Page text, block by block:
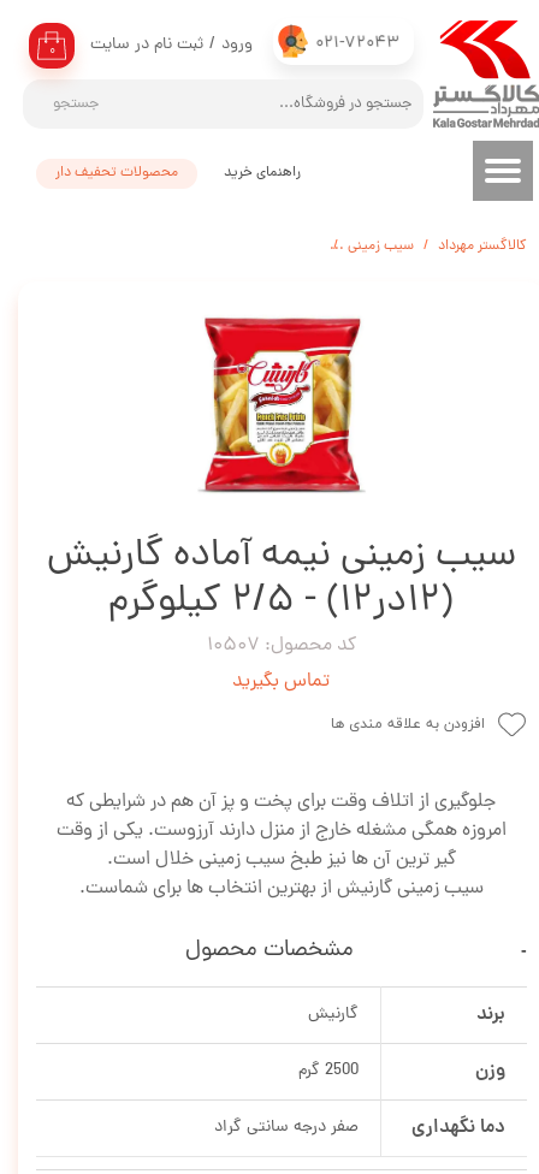
021-72043
جستجو
۰ ورود / ثبت نام در سایت
حساب کاربری من
تغییر گذر واژه
سفارشات
محصولات تحفیف دار راهنمای خرید
کالاگستر مهرداد سیب زمینی
سیب زمینی نیمه آماده گارنیش
(12در12) - 2/5 کیلوگرم
کد محصول: 10507
تماس بگیرید
افزودن به علاقه مندی ها
جلوگیری از اتلاف وقت برای پخت و پز آن هم در شرایطی که
امروزه همگی مشغله خارج از منزل دارند آرزوست. یکی از وقت
گیر ترین آن ها نیز طبخ سیب زمینی خلال است.
سیب زمینی گارنیش از بهترین انتخاب ها برای شماست.
مشخصات محصول
برند گارنیش
وزن 2500 گرم
دما نگهداری صفر درجه سانتی گراد